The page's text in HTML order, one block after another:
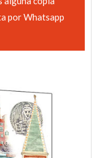
por Whatsapp